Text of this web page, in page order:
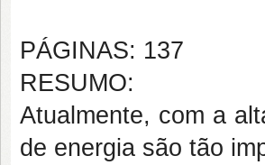
PÁGINAS: 137
RESUMO:
Atualmente, com a
de energia são tão